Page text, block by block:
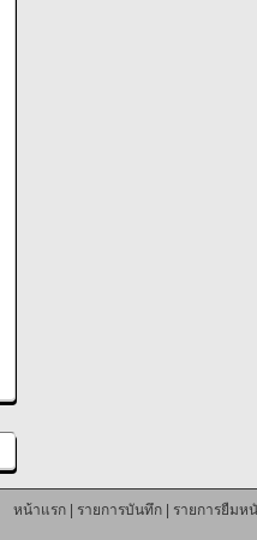
หน้าแรก| รายการบันทึก| รายการยืมห